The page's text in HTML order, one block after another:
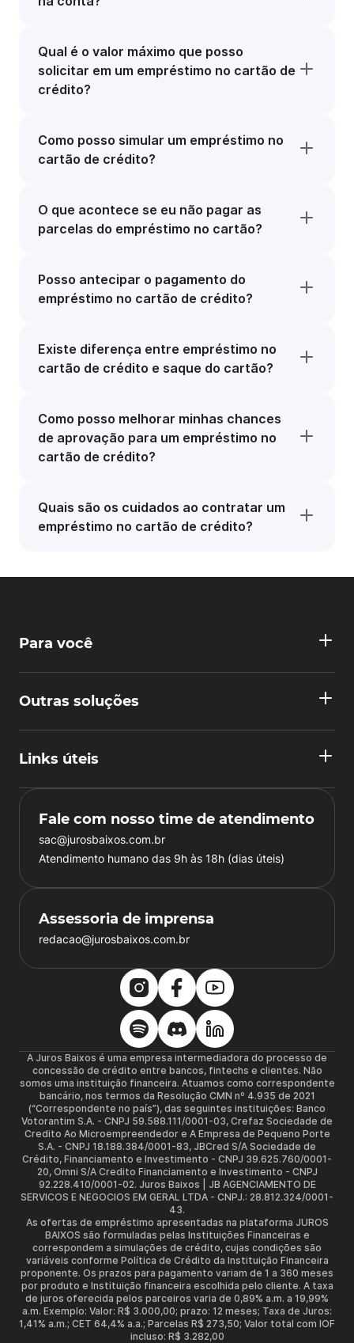
Qual é o valor máximo que posso
solicitar em um empréstimo no cartão de
crédito?
Como posso simular um empréstimo no
cartão de crédito?
O que acontece se eu não pagar as
parcelas do empréstimo no cartão?
Posso antecipar o pagamento do
empréstimo no cartão de crédito?
Existe diferença entre empréstimo no
cartão de crédito e saque do cartão?
Como posso melhorar minhas chances
de aprovação para um empréstimo no
cartão de crédito?
Quais são os cuidados ao contratar um
empréstimo no cartão de crédito?
Para você
Outras soluções
Links úteis
Fale com nosso time de atendimento
sac@jurosbaixos.com.br
Atendimento humano das 9h às 18h (dias úteis)
Assessoria de imprensa
redacao@jurosbaixos.com.br
A Juros Baixos é uma empresa intermediadora do processo de
concessão de crédito entre bancos, fintechs e clientes. Não
somos uma instituição financeira. Atuamos como correspondente
bancário, nos termos da Resolução CMN nº 4.935 de 2021
(“Correspondente no país”), das seguintes instituições: Banco
Votorantim S.A. - CNPJ 59.588.111/0001-03, Crefaz Sociedade de
Credito Ao Microempreendedor e A Empresa de Pequeno Porte
S.A. - CNPJ 18.188.384/0001-83, JBCred S/A Sociedade de
Crédito, Financiamento e Investimento - CNPJ 39.625.760/0001-
20, Omni S/A Credito Financiamento e Investimento - CNPJ
92.228.410/0001-02. Juros Baixos | JB AGENCIAMENTO DE
SERVICOS E NEGOCIOS EM GERAL LTDA - CNPJ.: 28.812.324/0001-
43.
As ofertas de empréstimo apresentadas na plataforma JUROS
BAIXOS são formuladas pelas Instituições Financeiras e
correspondem a simulações de crédito, cujas condições são
variáveis conforme Política de Crédito da Instituição Financeira
proponente. Os prazos para pagamento variam de 1 a 360 meses
por produto e Instituição financeira escolhida pelo cliente. A taxa
de juros oferecida pelos parceiros varia de 0,89% a.m. a 19,99%
a.m. Exemplo: Valor: R$ 3.000,00; prazo: 12 meses; Taxa de Juros:
1,41% a.m.; CET 64,4% a.a.; Parcelas R$ 273,50; Valor total com IOF
incluso: R$ 3.282,00